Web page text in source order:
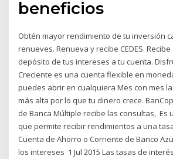
beneficios
Obtén mayor rendimiento de tu inversión
renueves. Renueva y recibe CEDES.
depósito de tus intereses a tu cuenta.
Creciente es una cuenta flexible en
puedes abrir en cualquiera Mes con mes
más alta por lo que tu dinero crece.
de Banca Múltiple recibe las consultas, Es
que permite recibir rendimientos a una
Cuenta de Ahorro o Corriente de Banco
los intereses 1 Jul 2015 Las tasas de